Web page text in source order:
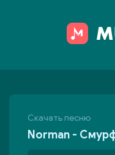
Скачать песню
Norman -